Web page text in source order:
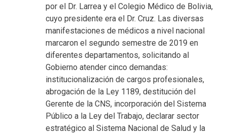
por el Dr. Larrea y el Colegio Médico de Bolivia,
cuyo presidente era el Dr. Cruz. Las diversas
manifestaciones de médicos a nivel nacional
marcaron el segundo semestre de 2019 en
diferentes departamentos, solicitando al
Gobierno atender cinco demandas:
institucionalización de cargos profesionales,
abrogación de la Ley 1189, destitución del
Gerente de la CNS, incorporación del Sistema
Público a la Ley del Trabajo, declarar sector
estratégico al Sistema Nacional de Salud y la